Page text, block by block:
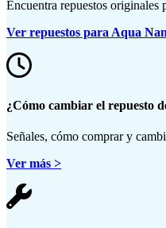
Encuentra repuestos originales
Ver repuestos para Aqua
¿Cómo cambiar el repuesto
Señales, cómo comprar y
Ver más >